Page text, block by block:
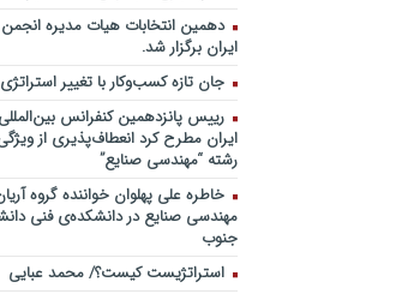
دهمین انتخابات هیات مدیره
ایران برگزار شد.
جان تازه کسب‌وکار با تغییر استراتژی
رییس پانزدهمین کنفرانس
ایران مطرح کرد انعطاف‌پذیری از
رشته “مهندسی صنایع”
خاطره علی پهلوان خواننده گروه
مهندسی صنایع در دانشکده‌ی فنی
جنوب
استراتژیست کیست؟‬/ محمد عبایی